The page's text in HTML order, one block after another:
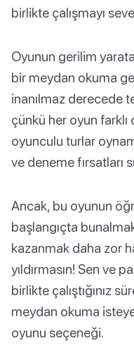
birlikte çalışmayı
Oyunun gerilim
bir meydan okuma
inanılmaz derecede
çünkü her oyun
oyunculu turlar
ve deneme fırsatları
Ancak, bu oyunun
başlangıçta
kazanmak daha zor
yıldırmasın! Sen ve
birlikte çalıştığınız
meydan okuma
oyunu seçeneği.